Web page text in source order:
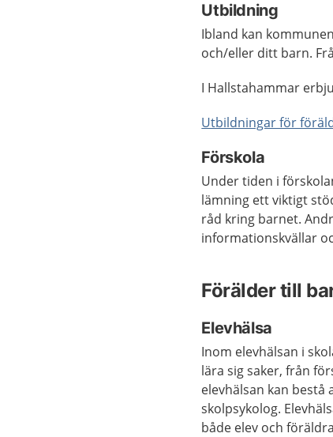
Utbildning
Ibland kan
och/eller ditt barn.
I Hallstahammar
Utbildningar för
Förskola
Under tiden i
lämning ett viktigt
råd kring barnet.
informationskvällar
Förälder till
Elevhälsa
Inom elevhälsan i
lära sig saker, från
elevhälsan kan bestå
skolpsykolog.
både elev och